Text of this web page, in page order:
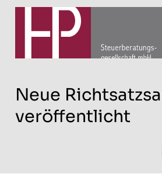
Neue
veröffentlicht